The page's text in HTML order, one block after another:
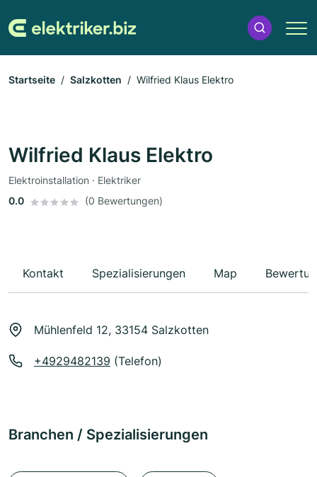
Startseite Salzkotten Wilfried Klaus Elektro
Wilfried Klaus Elektro
Elektroinstallation · Elektriker
0.0
(0 Bewertungen)
Kontakt Spezialisierungen Map
Mühlenfeld 12, 33154 Salzkotten
+4929482139 (Telefon)
Branchen / Spezialisierungen